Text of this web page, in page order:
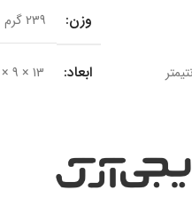
وزن 239 گرم
ابعاد 13 × 9 × 4 سانتیمتر
Seashell Series